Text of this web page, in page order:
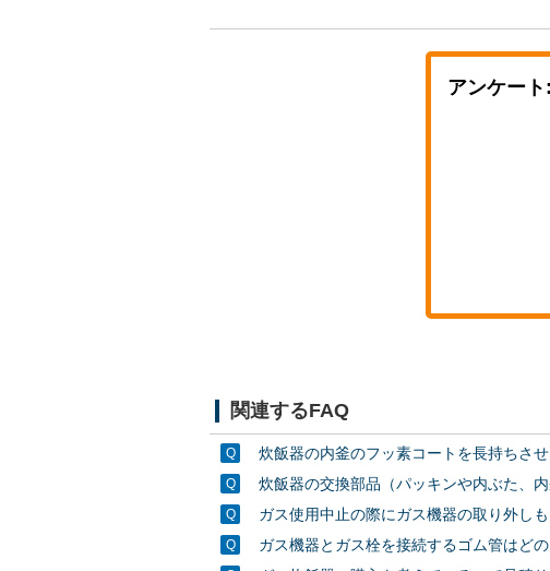
アンケー
関連するFAQ
炊飯器の内釜のフッ素コートを長持ちさ
炊飯器の交換部品（パッキンや内ぶた、
ガス使用中止の際にガス機器の取り外し
ガス機器とガス栓を接続するゴム管はど